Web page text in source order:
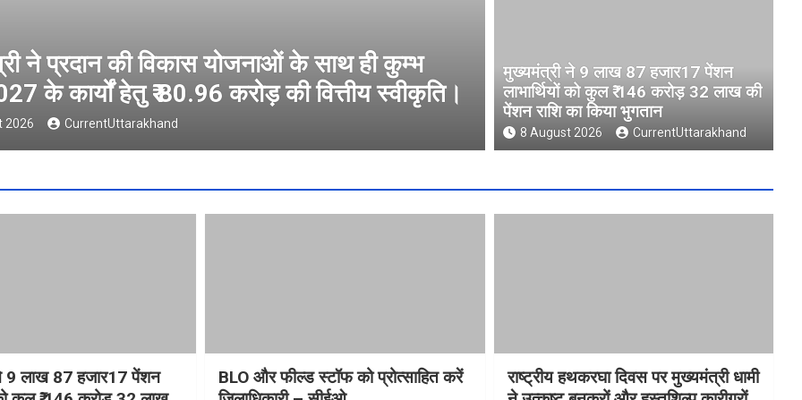
ने 9 लाख 87 हजार17 पेंशन लाभार्थियों को कुल ₹
करोड़ 32 लाख की पेंशन राशि का किया भुगतान
2026 CurrentUttarakhand
BLO और फील्ड स्टॉफ को
सीईओ
8 August 2026
मुख्यमंत्री ने 9 लाख 87 हजार17 पेंशन
लाभार्थियों को कुल ₹ 146 करोड़ 32 लाख की
पेंशन राशि का किया भुगतान
8 August 2026 CurrentUttarakhand
9 लाख 87 हजार17 पेंशन
BLO और फील्ड स्टॉफ को प्रोत्साहित करें
राष्ट्रीय हथकरघा दिवस पर मुख्यमंत्री धामी